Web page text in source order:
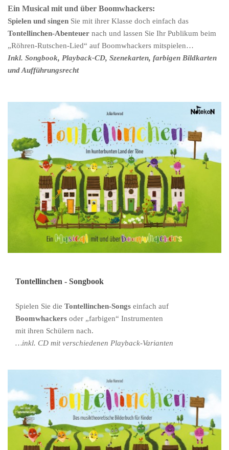
Ein Musical mit und über Boomwhackers:
Spielen und singen Sie mit ihrer Klasse doch einfach das
Tontellinchen-Abenteuer nach und lassen Sie Ihr Publikum beim
„Röhren-Rutschen-Lied“ auf Boomwhackers mitspielen…
Inkl. Songbook, Playback-CD, Szenekarten, farbigen Bildkarten
und Aufführungsrecht
Tontellinchen - Songbook
Spielen Sie die Tontellinchen-Songs einfach auf
Boomwhackers oder „farbigen“ Instrumenten
mit ihren Schülern nach.
…inkl. CD mit verschiedenen Playback-Varianten